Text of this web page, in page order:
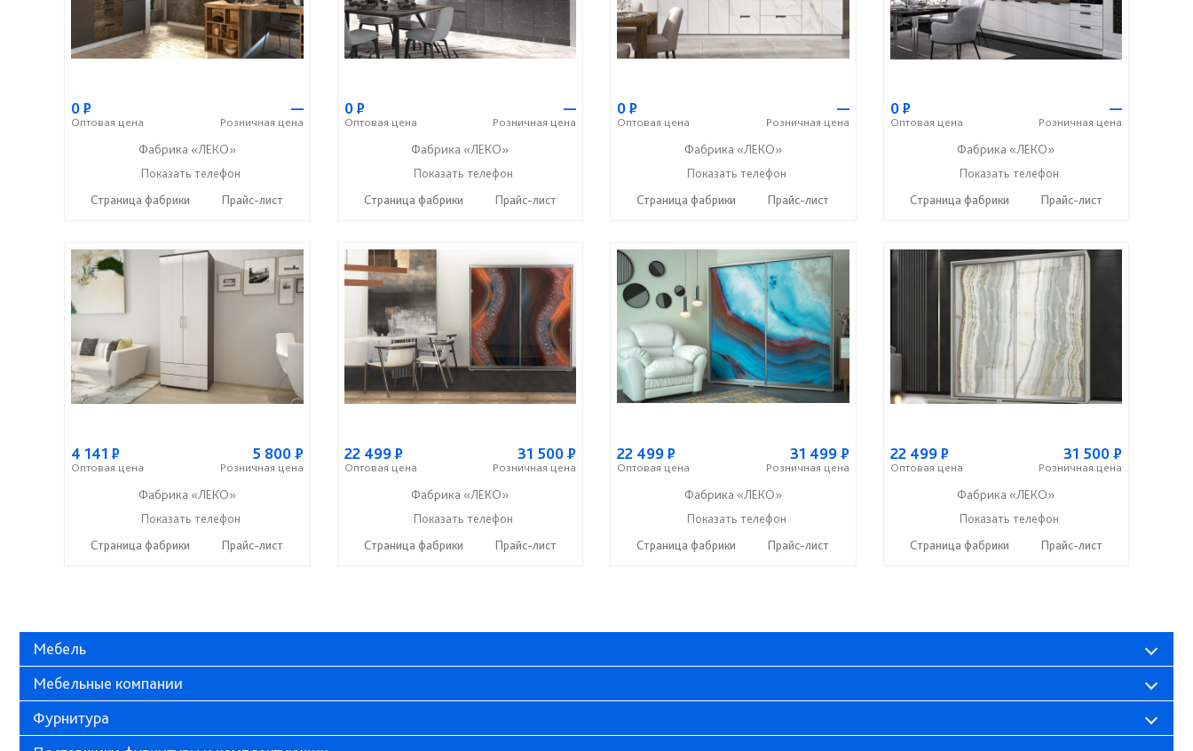
0Р
Оптовая цена
—
Розничная цена
Фабрика «ЛЕКО»
+7 (800) 222-93-90
Показать телефон
Страница фабрики
Прайс-лист
0Р
Оптовая цена
—
Розничная цена
Фабрика «ЛЕКО»
+7 (800) 222-93-90
Показать телефон
Страница фабрики
Прайс-лист
0Р
Оптовая цена
—
Розничная цена
Фабрика «ЛЕКО»
+7 (800) 222-93-90
Показать телефон
Страница фабрики
Прайс-лист
0Р
Оптовая цена
—
Розничная цена
Фабрика «ЛЕКО»
+7 (800) 222-93-90
Показать телефон
Страница фабрики
Прайс-лист
4 141 Р
Оптовая цена
5 800 Р
Розничная цена
Фабрика «ЛЕКО»
+7 (800) 222-93-90
Показать телефон
Страница фабрики
Прайс-лист
22 499Р
Оптовая цена
31 500 Р
Розничная цена
Фабрика «ЛЕКО»
+7 (800) 222-93-90
Показать телефон
Страница фабрики
Прайс-лист
22 499Р
Оптовая цена
31 499 Р
Розничная цена
Фабрика «ЛЕКО»
+7 (800) 222-93-90
Показать телефон
Страница фабрики
Прайс-лист
22 499Р
Оптовая цена
31 500 Р
Розничная цена
Фабрика «ЛЕКО»
+7 (800) 222-93-90
Показать телефон
Страница фабрики
Прайс-лист
Мебель
Мебельные компании
Фурнитура